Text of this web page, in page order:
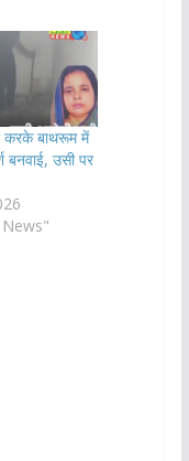
करके बाथरूम में
बनवाई, उसी पर